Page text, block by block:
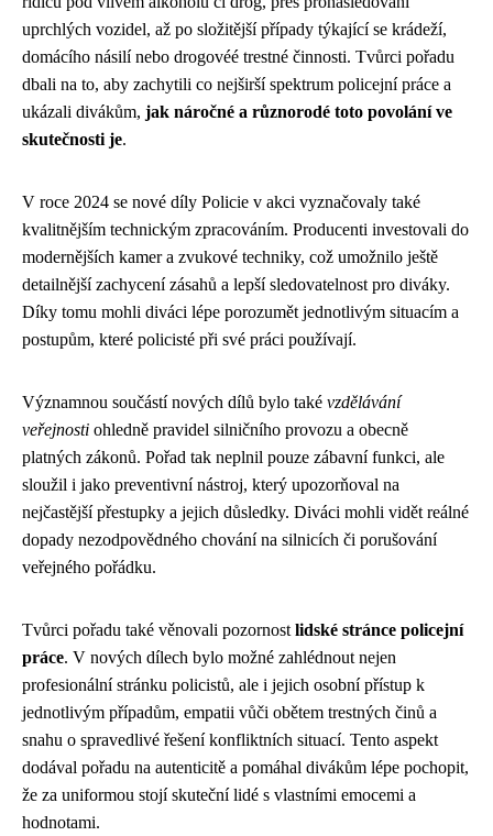
uprchlých vozidel, až po složitější případy týkající se krádeží,
domácího násilí nebo drogovéé trestné činnosti. Tvůrci pořadu
dbali na to, aby zachytili co nejširší spektrum policejní práce a
ukázali divákům, jak náročné a různorodé toto povolání ve
skutečnosti je.
V roce 2024 se nové díly Policie v akci vyznačovaly také
kvalitnějším technickým zpracováním. Producenti investovali do
modernějších kamer a zvukové techniky, což umožnilo ještě
detailnější zachycení zásahů a lepší sledovatelnost pro diváky.
Díky tomu mohli diváci lépe porozumět jednotlivým situacím a
postupům, které policisté při své práci používají.
Významnou součástí nových dílů bylo také vzdělávání
veřejnosti ohledně pravidel silničního provozu a obecně
platných zákonů. Pořad tak neplnil pouze zábavní funkci, ale
sloužil i jako preventivní nástroj, který upozorňoval na
nejčastější přestupky a jejich důsledky. Diváci mohli vidět reálné
dopady nezodpovědného chování na silnicích či porušování
veřejného pořádku.
Tvůrci pořadu také věnovali pozornost lidské stránce policejní
práce. V nových dílech bylo možné zahlédnout nejen
profesionální stránku policistů, ale i jejich osobní přístup k
jednotlivým případům, empatii vůči obětem trestných činů a
snahu o spravedlivé řešení konfliktních situací. Tento aspekt
dodával pořadu na autenticitě a pomáhal divákům lépe pochopit,
že za uniformou stojí skuteční lidé s vlastními emocemi a
hodnotami.